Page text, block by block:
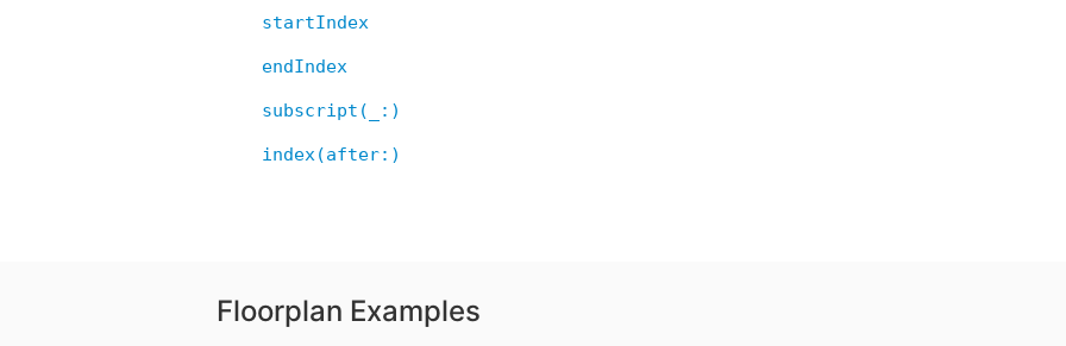
startIndex
endIndex
subscript(_:)
index(after:)
Floorplan Examples